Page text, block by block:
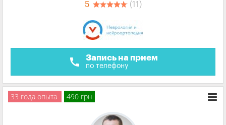
5 (11)
call Запись на прием
по телефону
33 года опыта 490 грн